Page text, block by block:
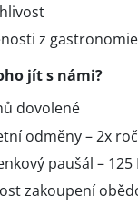
z
jít s námi?
dovolené
odměny – 2x
paušál –
zakoupení